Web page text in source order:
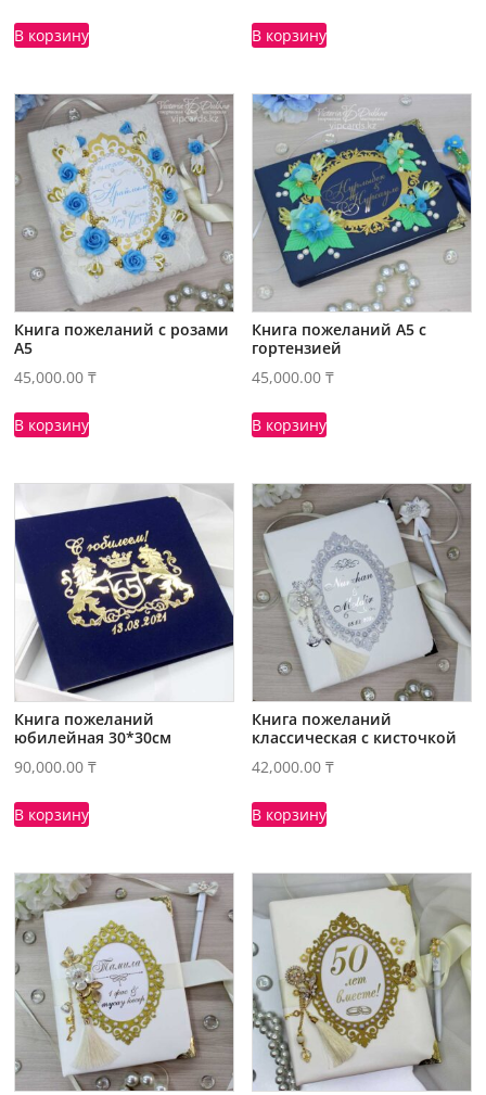
В корзину В корзину
Книга пожеланий с розами
А5
45,000.00₸
В корзину
Книга пожеланий А5 с
гортензией
45,000.00₸
В корзину
Книга пожеланий
юбилейная 30*30см
90,000.00₸
В корзину
Книга пожеланий
классическая с кисточкой
42,000.00₸
В корзину